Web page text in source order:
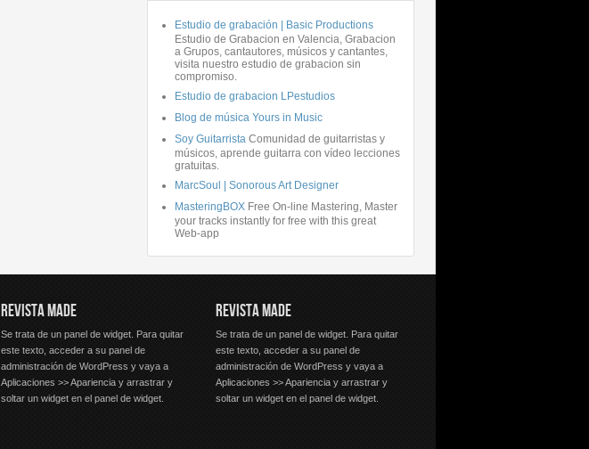
Estudio de grabación | Basic Productions
Estudio de Grabacion en Valencia, Grabacion
a Grupos, cantautores, músicos y cantantes,
visita nuestro estudio de grabacion sin
compromiso.
Estudio de grabacion LPestudios
Blog de música Yours in Music
Soy Guitarrista Comunidad de guitarristas y
músicos, aprende guitarra con vídeo lecciones
gratuitas.
MarcSoul | Sonorous Art Designer
MasteringBOX Free On-line Mastering, Master
your tracks instantly for free with this great
Web-app
REVISTA MADE
Se trata de un panel de widget. Para quitar
este texto, acceder a su panel de
administración de WordPress y vaya a
Aplicaciones >> Apariencia y arrastrar y
soltar un widget en el panel de widget.
REVISTA MADE
Se trata de un panel de widget. Para quitar
este texto, acceder a su panel de
administración de WordPress y vaya a
Aplicaciones >> Apariencia y arrastrar y
soltar un widget en el panel de widget.